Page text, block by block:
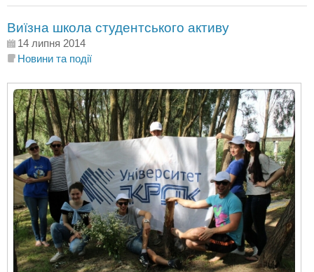
Виїзна школа студентського активу
14 липня 2014
Новини та події